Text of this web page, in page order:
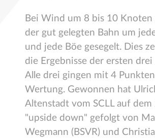
Bei Wind um 8 bis 10
der gut gelegten Bahn um
und jede Böe gesegelt. Dies
die Ergebnisse der ersten
Alle drei gingen mit 4
Wertung. Gewonnen hat
Altenstadt vom SCLL auf dem
"upside down" gefolgt von
Wegmann (BSVR) und